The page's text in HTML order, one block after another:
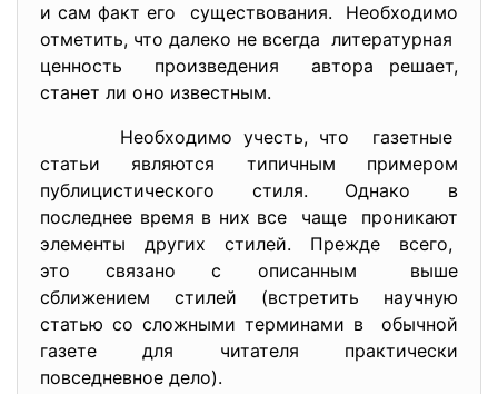
и сам факт его существования. Необходимо
отметить, что далеко не всегда литературная
ценность произведения автора решает,
станет ли оно известным.
Необходимо учесть, что газетные
статьи являются типичным примером
публицистического стиля. Однако в
последнее время в них все чаще проникают
элементы других стилей. Прежде всего,
это связано с описанным выше
сближением стилей (встретить научную
статью со сложными терминами в обычной
газете для читателя практически
повседневное дело).